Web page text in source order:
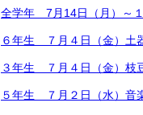
全学年 7月14日（月）～１
６年生 ７月４日（金）土
３年生 ７月４日（金）枝
５年生 ７月２日（水）音